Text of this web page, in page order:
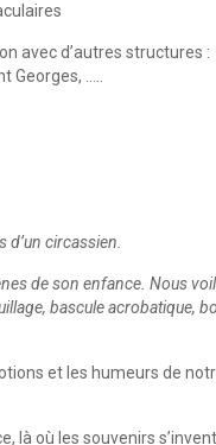
avec d’autres structures :
Georges, …..
circassien.
de son enfance. Nous
bascule acrobatique,
et les humeurs de
là où les souvenirs